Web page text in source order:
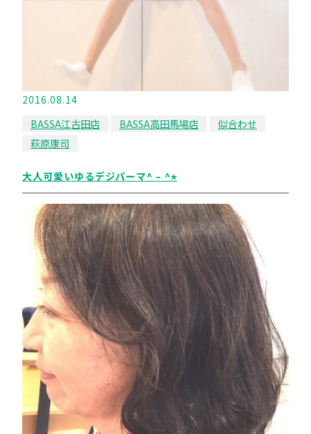
2016.08.14
BASSA江古田店
BASSA高田馬場店
似合わせ
萩原康司
大人可愛いゆるデジパーマ^ – ^⭐︎